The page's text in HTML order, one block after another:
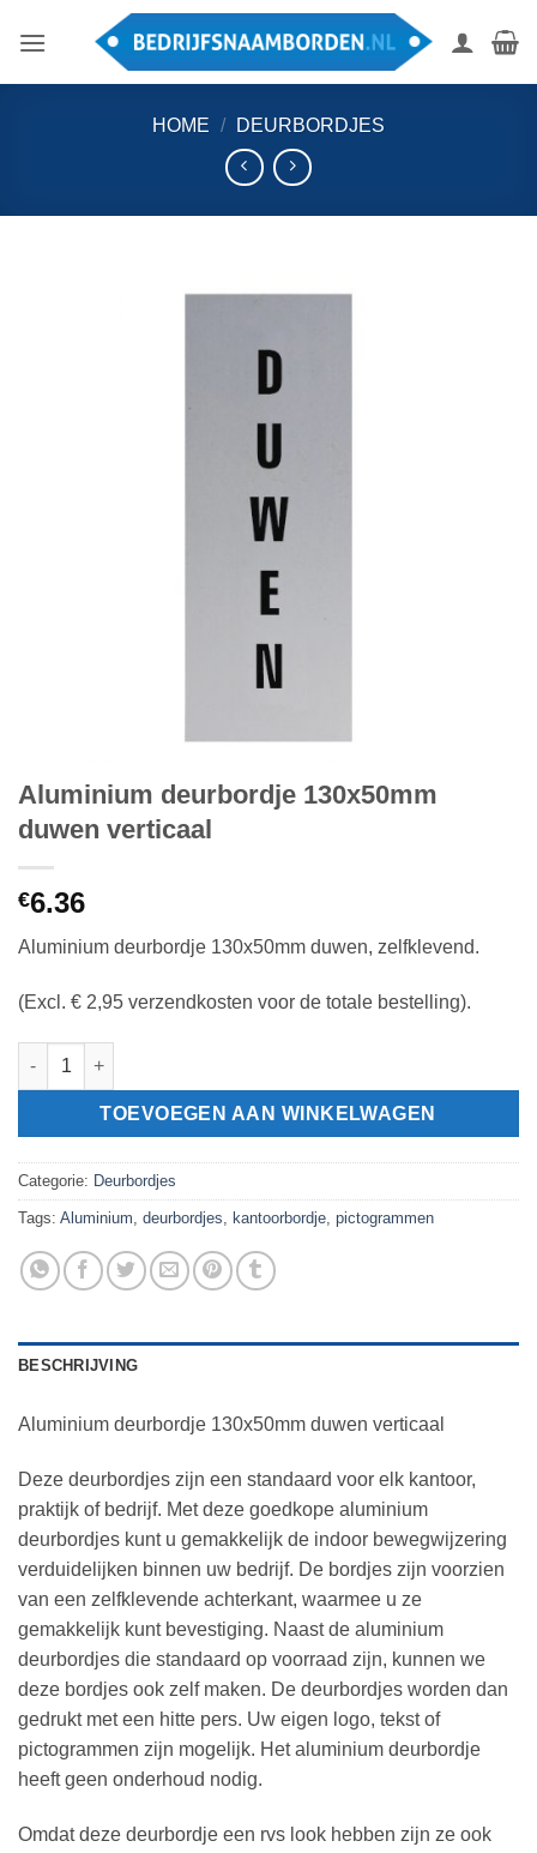
naar
HOME / DEURBORDJES
Aluminium deurbordje 130x50mm
duwen verticaal
€6.36
Aluminium deurbordje 130x50mm duwen, zelfklevend.
(Excl. € 2,95 verzendkosten voor de totale bestelling).
Aluminium deurbordje 130x50mm duwen verticaal aantal
TOEVOEGEN AAN WINKELWAGEN
Categorie: Deurbordjes
Tags: Aluminium deurbordjes kantoorbordje pictogrammen
BESCHRIJVING
Aluminium deurbordje 130x50mm duwen verticaal
Deze deurbordjes zijn een standaard voor elk kantoor,
praktijk of bedrijf. Met deze goedkope aluminium
deurbordjes kunt u gemakkelijk de indoor bewegwijzering
verduidelijken binnen uw bedrijf. De bordjes zijn voorzien
van een zelfklevende achterkant, waarmee u ze
gemakkelijk kunt bevestiging. Naast de aluminium
deurbordjes die standaard op voorraad zijn, kunnen we
deze bordjes ook zelf maken. De deurbordjes worden dan
gedrukt met een hitte pers. Uw eigen logo, tekst of
pictogrammen zijn mogelijk. Het aluminium deurbordje
heeft geen onderhoud nodig.
Omdat deze deurbordje een rvs look hebben zijn ze ook